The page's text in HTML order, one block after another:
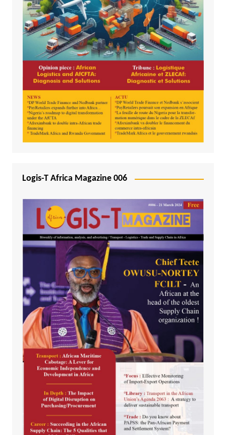
Logis-T Africa Magazine 006